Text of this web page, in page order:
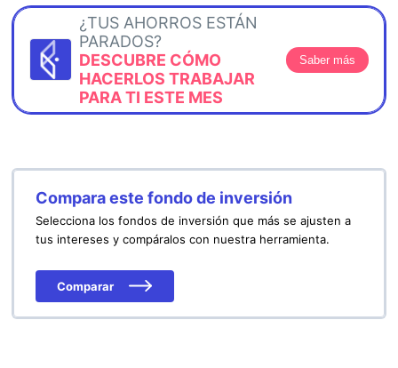
¿TUS AHORROS ESTÁN
PARADOS?
DESCUBRE CÓMO
HACERLOS TRABAJAR
PARA TI ESTE MES
Saber más
Compara este fondo de inversión
Selecciona los fondos de inversión que más se ajusten a
tus intereses y compáralos con nuestra herramienta.
Comparar